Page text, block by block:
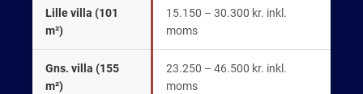
Lille villa (101
m²)
15.150 – 30.300 kr. inkl.
moms
Gns. villa (155
m²)
23.250 – 46.500 kr. inkl.
moms